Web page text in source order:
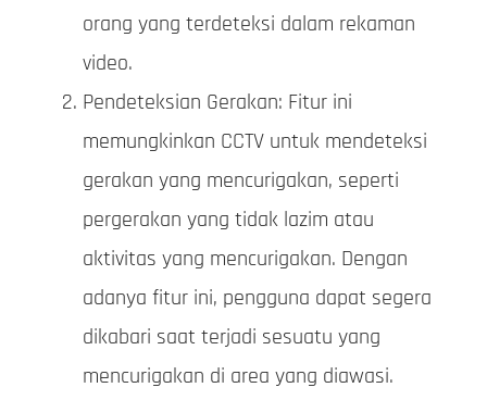
orang yang terdeteksi dalam rekaman
video.
Pendeteksian Gerakan: Fitur ini
memungkinkan CCTV untuk mendeteksi
gerakan yang mencurigakan, seperti
pergerakan yang tidak lazim atau
aktivitas yang mencurigakan. Dengan
adanya fitur ini, pengguna dapat segera
dikabari saat terjadi sesuatu yang
mencurigakan di area yang diawasi.